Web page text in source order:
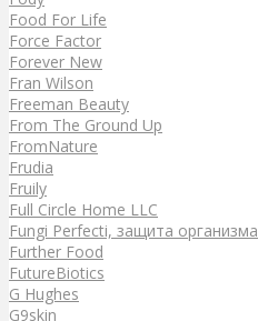
Food For Life
Force Factor
Forever New
Fran Wilson
Freeman Beauty
From The Ground Up
FromNature
Frudia
Fruily
Full Circle Home LLC
Fungi Perfecti, защита организма
Further Food
FutureBiotics
G Hughes
G9skin